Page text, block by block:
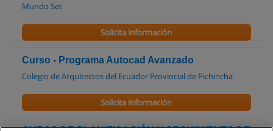
Mundo Set
Solicita información
Curso - Programa Autocad Avanzado
Colegio de Arquitectos del Ecuador Provincial de Pichincha
Solicita información